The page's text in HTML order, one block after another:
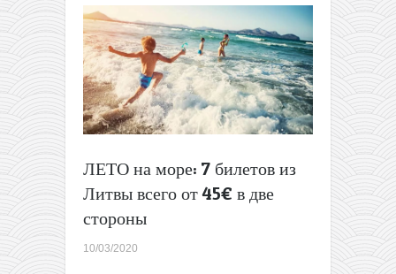
Хорватии:
перелеты
из
Вильнюса
+
7
ночей
в
всего
за
с
человека
ЛЕТО на море: 7 билетов из
Литвы всего от 45€ в две
стороны
10/03/2020